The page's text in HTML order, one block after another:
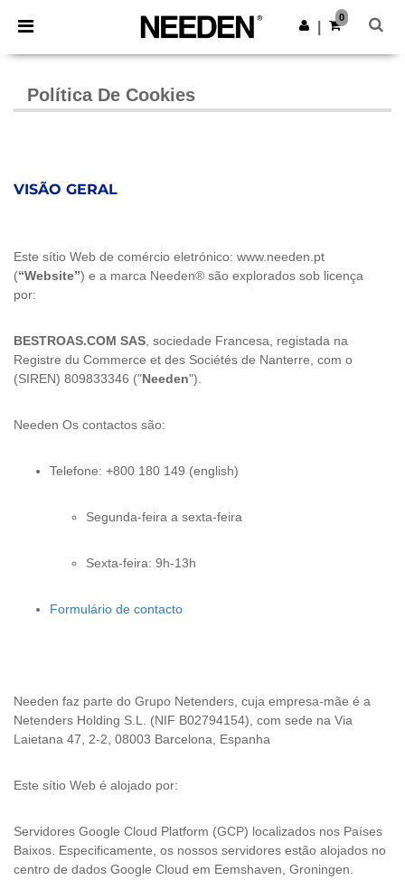
× App Needen
Melhores preços na app!
Obter app
0
Política De Cookies
VISÃO GERAL
Este sítio Web de comércio eletrónico: www.needen.pt
(“Website”) e a marca Needen® são explorados sob licença
por:
BESTROAS.COM SAS, sociedade Francesa, registada na
Registre du Commerce et des Sociétés de Nanterre, com o
(SIREN) 809833346 ("Needen").
Needen Os contactos são:
Telefone: +800 180 149 (english)
Segunda-feira a sexta-feira
Sexta-feira: 9h-13h
Formulário de contacto
Needen faz parte do Grupo Netenders, cuja empresa-mãe é a
Netenders Holding S.L. (NIF B02794154), com sede na Via
Laietana 47, 2-2, 08003 Barcelona, Espanha
Este sítio Web é alojado por:
Servidores Google Cloud Platform (GCP) localizados nos Países
Baixos. Especificamente, os nossos servidores estão alojados no
centro de dados Google Cloud em Eemshaven, Groningen.